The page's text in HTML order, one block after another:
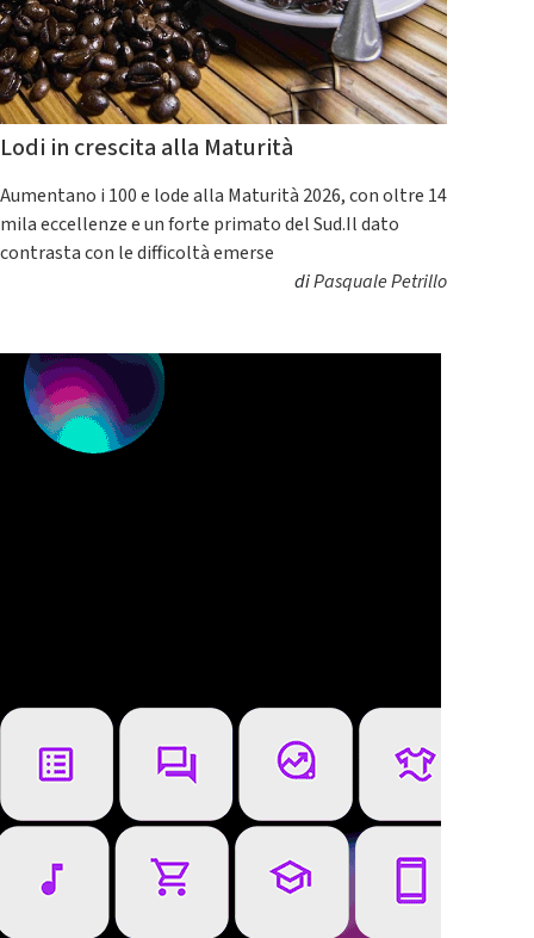
Lodi in crescita alla Maturità
Aumentano i 100 e lode alla Maturità 2026, con oltre 14
mila eccellenze e un forte primato del Sud.Il dato
contrasta con le difficoltà emerse
diPasquale Petrillo